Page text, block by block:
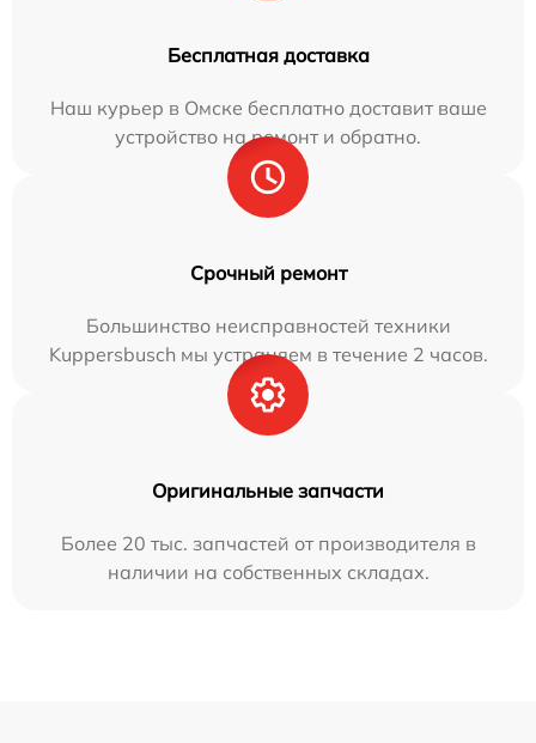
Бесплатная доставка
Наш курьер в Омске бесплатно доставит ваше
устройство на ремонт и обратно.
Срочный ремонт
Большинство неисправностей техники
Kuppersbusch мы устраняем в течение 2 часов.
Оригинальные запчасти
Более 20 тыс. запчастей от производителя в
наличии на собственных складах.